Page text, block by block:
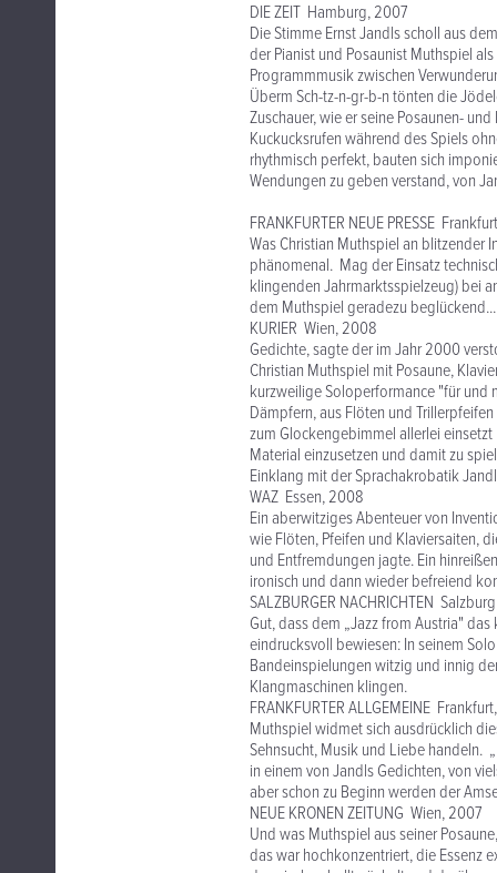
DIE ZEIT Hamburg, 2007
Die Stimme Ernst Jandls scholl aus
der Pianist und Posaunist Muthspiel
Programmmusik zwischen
Überm Sch-tz-n-gr-b-n tönten die
Zuschauer, wie er seine Posaunen-
Kuckucksrufen während des Spiels
rhythmisch perfekt, bauten sich
Wendungen zu geben verstand, von
FRANKFURTER NEUE PRESSE
Was Christian Muthspiel an blitzender
phänomenal. Mag der Einsatz
klingenden Jahrmarktsspielzeug) bei
dem Muthspiel geradezu
KURIER Wien, 2008
Gedichte, sagte der im Jahr 2000
Christian Muthspiel mit Posaune,
kurzweilige Soloperformance "für und
Dämpfern, aus Flöten und
zum Glockengebimmel allerlei
Material einzusetzen und damit zu
Einklang mit der Sprachakrobatik
WAZ Essen, 2008
Ein aberwitziges Abenteuer von
wie Flöten, Pfeifen und Klaviersaiten,
und Entfremdungen jagte. Ein
ironisch und dann wieder befreiend
SALZBURGER NACHRICHTEN
Gut, dass dem „Jazz from Austria"
eindrucksvoll bewiesen: In seinem
Bandeinspielungen witzig und innig
Klangmaschinen klingen.
FRANKFURTER ALLGEMEINE
Muthspiel widmet sich ausdrücklich
Sehnsucht, Musik und Liebe handeln.
in einem von Jandls Gedichten, von
aber schon zu Beginn werden der
NEUE KRONEN ZEITUNG Wien, 2007
Und was Muthspiel aus seiner
das war hochkonzentriert, die Essenz